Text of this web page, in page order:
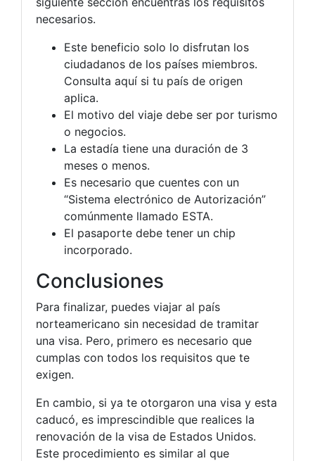
necesarios.
Este beneficio solo lo disfrutan los
ciudadanos de los países miembros.
Consulta aquí si tu país de origen
aplica.
El motivo del viaje debe ser por turismo
o negocios.
La estadía tiene una duración de 3
meses o menos.
Es necesario que cuentes con un
“Sistema electrónico de Autorización”
comúnmente llamado ESTA.
El pasaporte debe tener un chip
incorporado.
Conclusiones
Para finalizar, puedes viajar al país
norteamericano sin necesidad de tramitar
una visa. Pero, primero es necesario que
cumplas con todos los requisitos que te
exigen.
En cambio, si ya te otorgaron una visa y esta
caducó, es imprescindible que realices la
renovación de la visa de Estados Unidos.
Este procedimiento es similar al que